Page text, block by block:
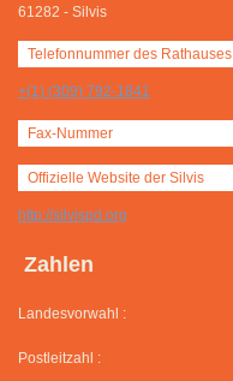
61282 - Silvis
Telefonnummer des Rathauses
+(1) (309) 792-1841
Fax-Nummer
Offizielle Website der Silvis
http://silvispd.org
Zahlen
Landesvorwahl :
Postleitzahl :